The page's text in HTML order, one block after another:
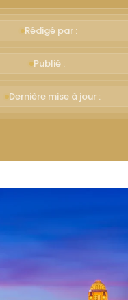
Rédigé par :
Publié :
Dernière mise à jour :